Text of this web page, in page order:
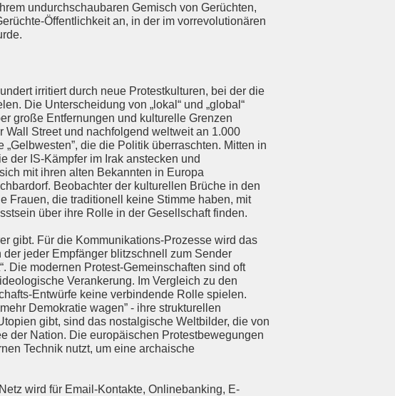
undurchschaubaren Gemisch von Gerüchten,
Öffentlichkeit an, in der im vorrevolutionären
irritiert durch neue Protestkulturen, bei der die
Die Unterscheidung von „lokal“ und „global“
große Entfernungen und kulturelle Grenzen
Wall Street und nachfolgend weltweit an 1.000
die die Politik überraschten. Mitten in
der IS-Kämpfer im Irak anstecken und
mit ihren alten Bekannten in Europa
Beobachter der kulturellen Brüche in den
Frauen, die traditionell keine Stimme haben, mit
über ihre Rolle in der Gesellschaft finden.
gibt. Für die Kommunikations-Prozesse wird das
jeder Empfänger blitzschnell zum Sender
Die modernen Protest-Gemeinschaften sind oft
Verankerung. Im Vergleich zu den
Entwürfe keine verbindende Rolle spielen.
Demokratie wagen” - ihre strukturellen
gibt, sind das nostalgische Weltbilder, die von
der Nation. Die europäischen Protestbewegungen
Technik nutzt, um eine archaische
wird für Email-Kontakte, Onlinebanking, E-